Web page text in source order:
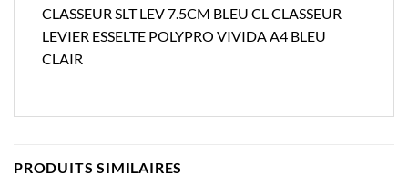
CLASSEUR SLT LEV 7.5CM BLEU CL CLASSEUR
LEVIER ESSELTE POLYPRO VIVIDA A4 BLEU
CLAIR
PRODUITS SIMILAIRES